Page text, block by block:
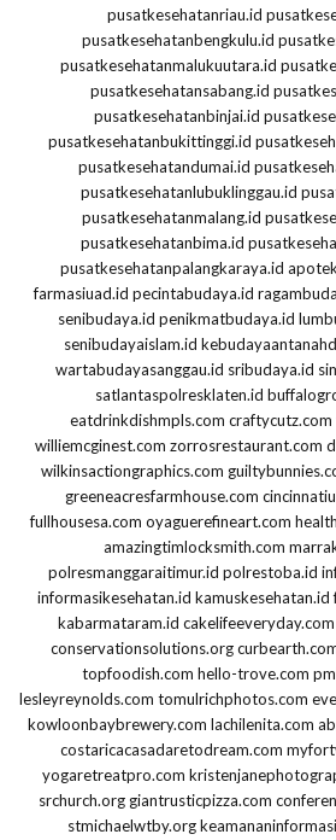
pusatkesehatanriau.id
pusatkesehatanbengkulu.id
pusatkesehatanmalukuutara.id
pusatkesehatansabang.id
pusatkesehatanbinjai.id
pusatkesehatanbukittinggi.id
pusatkesehatandumai.id
pusatkesehatanlubuklinggau.id
pusatkesehatanmalang.id
pusatkesehatanbima.id
pusatkesehatanpalangkaraya.id
farmasiuad.id pecintabudaya.id
senibudaya.id penikmatbudaya.id
senibudayaislam.id
wartabudayasanggau.id sribudaya.id
satlantaspolresklaten.id
eatdrinkdishmpls.com craftycutz.com
williemcginest.com zorrosrestaurant.com
wilkinsactiongraphics.com
greeneacresfarmhouse.com
fullhousesa.com oyaguerefineart.com
amazingtimlocksmith.com
polresmanggaraitimur.id polrestoba.id
informasikesehatan.id kamuskesehatan.id
kabarmataram.id cakelifeeveryday.com
conservationsolutions.org
topfoodish.com hello-trove.com
lesleyreynolds.com tomulrichphotos.com
kowloonbaybrewery.com lachilenita.com
costaricacasadaretodream.com
yogaretreatpro.com
srchurch.org giantrusticpizza.com
stmichaelwtby.org